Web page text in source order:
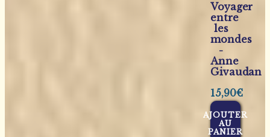
Voyager
entre
les
mondes
-
Anne
Givaudan
15,90€
AJOUTER
AU
PANIER